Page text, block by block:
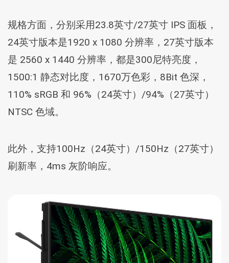
规格方面，分别采用23.8英寸/27英寸 IPS 面板，
24英寸版本是1920 x 1080 分辨率，27英寸版本
是 2560 x 1440 分辨率，都是300尼特亮度，
1500:1 静态对比度，1670万色彩，8Bit 色深，
110% sRGB 和 96%（24英寸）/94%（27英寸）
NTSC 色域。
此外，支持100Hz（24英寸）/150Hz（27英寸）
刷新率，4ms 灰阶响应。